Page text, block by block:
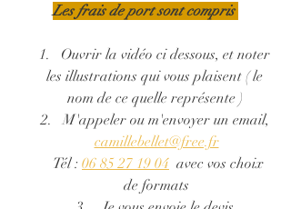
Les frais de port sont compris
Ouvrir la vidéo ci dessous, et noter
les illustrations qui vous plaisent ( le
nom de ce quelle représente )
M'appeler ou m'envoyer un email,
camillebellet@free.fr
Tél : 06 85 27 19 04
  avec vos choix
de formats